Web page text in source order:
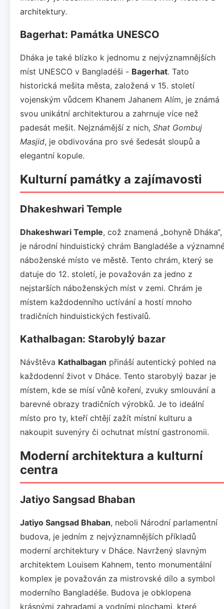
architektury.
Bagerhat: Památka UNESCO
Dháka je také blízko k jednomu z nejvýznamnějších
míst UNESCO v Bangladéši - Bagerhat. Tato
historická mešita města, založená v 15. století
vojenským vůdcem Khanem Jahanem Alím, je známá
svou unikátní architekturou a zahrnuje více než
padesát mešit. Nejznámější z nich, Shat Gombuj
Masjid, je obdivována pro své šedesát sloupů a
elegantní kopule.
Kulturní památky a zajímavosti
Dhakeshwari Temple
Dhakeshwari Temple, což znamená „bohyně Dháka“,
je národní hinduistický chrám Bangladéše a
náboženské místo ve městě. Tento chrám, který se
datuje do 12. století, je považován za jedno z
nejstarších náboženských míst v zemi. Chrám je
místem každodenního uctívání a hostí mnoho
tradičních hinduistických festivalů.
Kathalbagan: Starobylý bazar
Návštěva Kathalbagan přináší autentický pohled na
každodenní život v Dháce. Tento starobylý bazar je
místem, kde se mísí vůně koření, zvuky smlouvání a
barevné obrazy tradičních výrobků. Je to ideální
místo pro ty, kteří chtějí zažít místní kulturu a
nakoupit suvenýry či ochutnat místní gastronomii.
Moderní architektura a kulturní
centra
Jatiyo Sangsad Bhaban
Jatiyo Sangsad Bhaban, neboli Národní parlamentní
budova, je jedním z nejvýznamnějších příkladů
moderní architektury v Dháce. Navržený slavným
architektem Louisem Kahnem, tento monumentální
komplex je považován za mistrovské dílo a symbol
moderního Bangladéše. Budova je obklopena
krásnými zahradami a vodními plochami, které